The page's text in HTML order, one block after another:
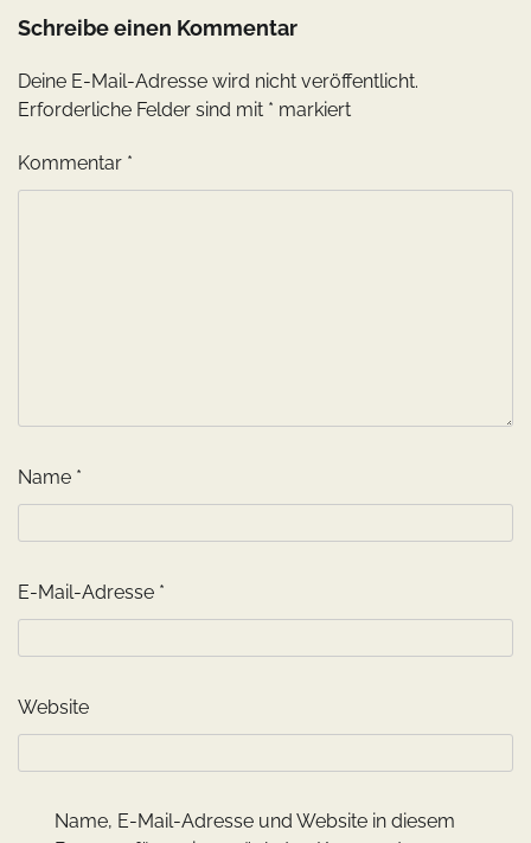
Schreibe einen Kommentar
Deine E-Mail-Adresse wird nicht veröffentlicht.
Erforderliche Felder sind mit * markiert
Kommentar *
Name *
E-Mail-Adresse *
Website
Name, E-Mail-Adresse und Website in diesem